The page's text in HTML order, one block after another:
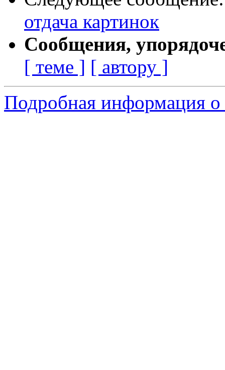
отдача картинок
Сообщения,
[ теме ] [ автору ]
Подробная информация